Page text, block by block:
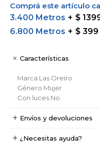
Comprá este artículo
3.400 Metros
$
6.800 Metros $ 399
Características
Marca Las Oreiro
Género Mujer
Con luces No
Envíos y devoluciones
¿Necesitas ayuda?